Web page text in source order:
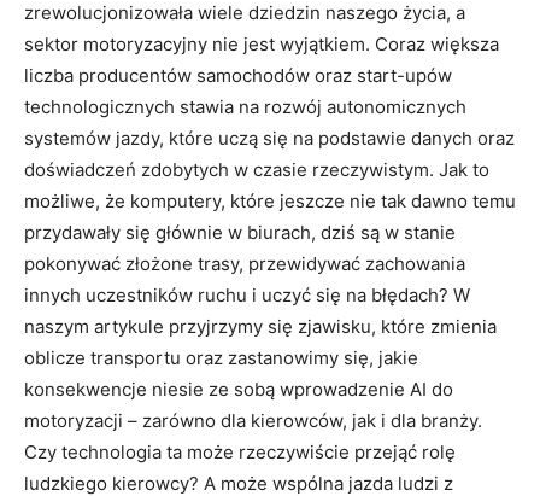
zrewolucjonizowała ⁣wiele dziedzin naszego życia, a
sektor ‍motoryzacyjny nie ⁢jest ‍wyjątkiem.​ Coraz⁤ większa
⁢liczba ⁢producentów samochodów oraz‌ start-upów
⁤technologicznych stawia na⁤ rozwój autonomicznych
⁤systemów jazdy, które uczą się na ‌podstawie danych oraz
‍doświadczeń zdobytych w czasie rzeczywistym. Jak to
możliwe, że komputery,⁤ które jeszcze nie tak dawno temu
przydawały ⁢się głównie‍ w⁤ biurach, ⁣dziś są w​ stanie
pokonywać złożone trasy,⁢ przewidywać zachowania
innych uczestników ‍ruchu i uczyć się na⁢ błędach? W
naszym artykule⁢ przyjrzymy się zjawisku, które zmienia
oblicze transportu ‌oraz zastanowimy się, jakie
konsekwencje niesie‌ ze sobą wprowadzenie AI do
motoryzacji – zarówno dla kierowców,‌ jak i⁢ dla branży.
⁤Czy⁢ technologia⁢ ta może⁣ rzeczywiście przejąć rolę‍
ludzkiego kierowcy?‍ A ⁣może wspólna ‌jazda ludzi z